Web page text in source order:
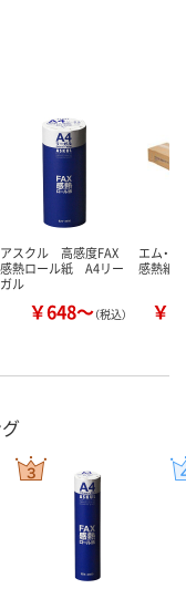
アスクル 高感度FAX
感熱ロール紙 A4リー
ガル
￥648～（税込）
エム・
感熱紙
￥